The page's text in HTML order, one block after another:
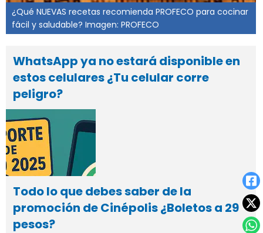
¿Qué NUEVAS recetas recomienda PROFECO para cocinar
fácil y saludable? Imagen: PROFECO
WhatsApp ya no estará disponible en
estos celulares ¿Tu celular corre
peligro?
Todo lo que debes saber de la
promoción de Cinépolis ¿Boletos a 29
pesos?